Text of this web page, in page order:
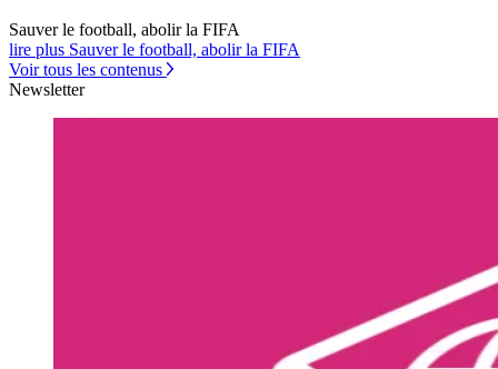
Sauver le football, abolir la FIFA
lire plus Sauver le football, abolir la FIFA
Voir tous les contenus
Newsletter